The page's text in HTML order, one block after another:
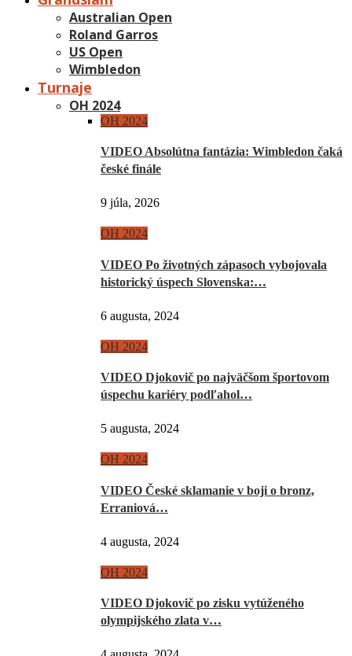
Australian Open
Roland Garros
US Open
Wimbledon
Turnaje
OH 2024
OH 2024
VIDEO Absolútna fantázia: Wimbledon čaká
české finále
9 júla, 2026
OH 2024
VIDEO Po životných zápasoch vybojovala
historický úspech Slovenska:…
6 augusta, 2024
OH 2024
VIDEO Djokovič po najväčšom športovom
úspechu kariéry podľahol…
5 augusta, 2024
OH 2024
VIDEO České sklamanie v boji o bronz,
Erraniová…
4 augusta, 2024
OH 2024
VIDEO Djokovič po zisku vytúženého
olympijského zlata v…